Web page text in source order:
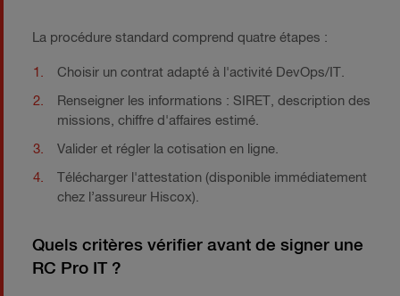
La procédure standard comprend quatre étapes :
Choisir un contrat adapté à l'activité DevOps/IT.
Renseigner les informations : SIRET, description des
missions, chiffre d'affaires estimé.
Valider et régler la cotisation en ligne.
Télécharger l'attestation (disponible immédiatement
chez l’assureur Hiscox).
Quels critères vérifier avant de signer une
RC Pro IT ?